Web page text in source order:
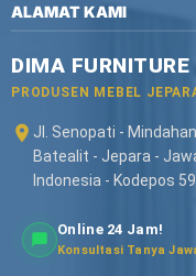
ALAMAT KAMI
DIMA FURNITURE
PRODUSEN MEBEL
Jl. Senopati -
Batealit - Jepara -
Indonesia - Kodepos
Online 24 Jam!
Konsultasi Tanya